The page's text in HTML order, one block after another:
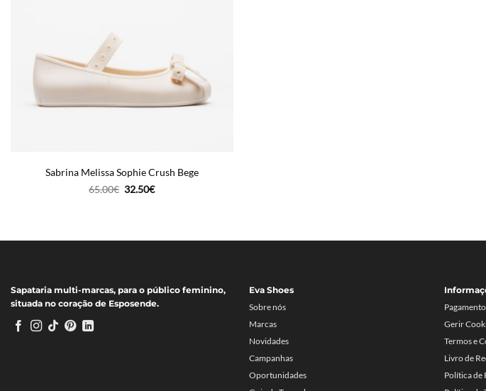
Sabrina Melissa Sophie Crush Bege
65.00€ O
32.50€O
Sapataria multi-marcas, para o público feminino,
situada no coração de Esposende.
Eva Shoes
Sobre nós
Marcas
Novidades
Campanhas
Oportunidades
Gerir
Termos e
Livro de
Política de